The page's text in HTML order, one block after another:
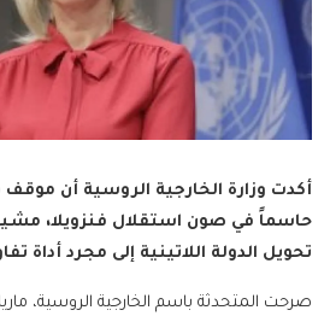
أكدت وزارة الخارجية الروسية أن
حاسماً في صون استقلال فنزويلا،
تحويل الدولة اللاتينية إلى مجرد أداة
صرحت المتحدثة باسم الخارجية الروسية،